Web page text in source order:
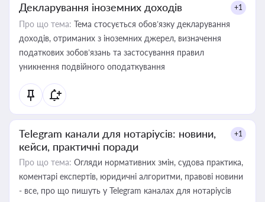
Декларування іноземних доходів +1
Про що тема: Тема стосується обов’язку декларування
доходів, отриманих з іноземних джерел, визначення
податкових зобов’язань та застосування правил
уникнення подвійного оподаткування
Telegram канали для нотаріусів: новини,
кейси, практичні поради
+1
Про що тема: Огляди нормативних змін, судова практика,
коментарі експертів, юридичні алгоритми, правові новини
- все, про що пишуть у Telegram каналах для нотаріусів